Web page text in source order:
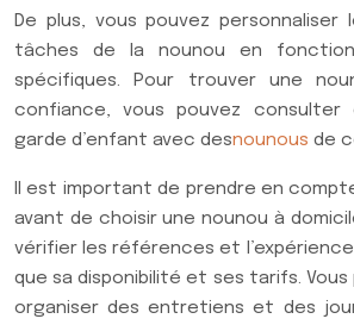
De plus, vous pouvez
tâches de la nounou en
spécifiques. Pour trouver une
confiance, vous pouvez consulter
garde d’enfant avec desnounous de
Il est important de prendre en
avant de choisir une nounou à
vérifier les références et l’expérience
que sa disponibilité et ses tarifs.
organiser des entretiens et des